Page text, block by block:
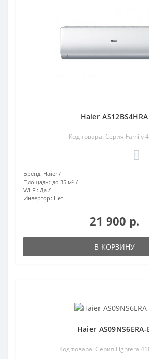
Haier AS12BS4HRA
Код товара: Серия Family
Бренд: Haier
Площадь: до 35 м²
Wi-Fi: Да
Инвертор: Нет
21 900 р.
В КОРЗИНУ
Haier AS09NS6ERA-
Код товара: Серия Lightera